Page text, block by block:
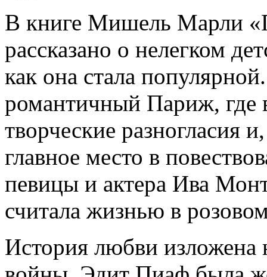
В книге Мишель Марли
рассказано о нелегком
как она стала
романтичный Париж, где
творческие разногласия
главное место в
певицы и актера Ива
считала жизнью в
История любви